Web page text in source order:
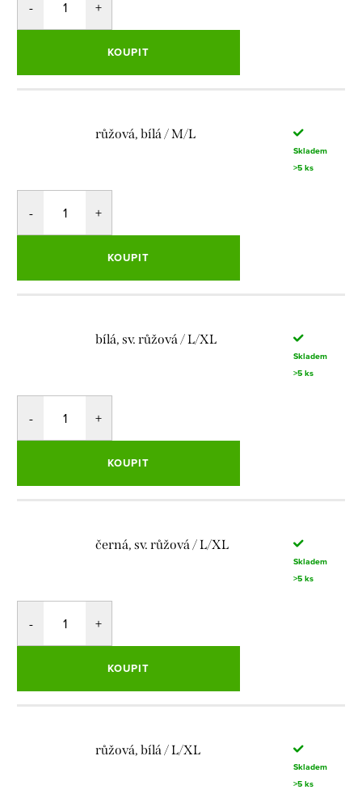
KOUPIT
růžová, bílá / M/L
Skladem
>5 ks
KOUPIT
bílá, sv. růžová / L/XL
Skladem
>5 ks
KOUPIT
černá, sv. růžová / L/XL
Skladem
>5 ks
KOUPIT
růžová, bílá / L/XL
Skladem
>5 ks